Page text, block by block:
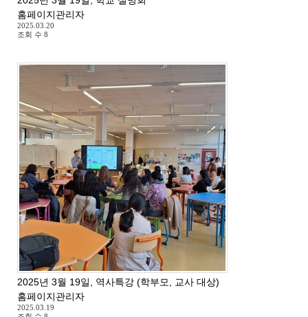
홈페이지관리자
2025.03.20
조회 수 8
2025년 3월 19일, 역사특강 (학부모, 교사 대상)
홈페이지관리자
2025.03.19